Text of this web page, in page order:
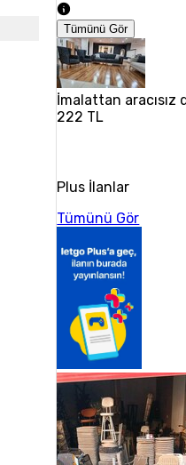
Tümünü Gör
İmalattan aracısız
222 TL
Plus İlanlar
Tümünü Gör